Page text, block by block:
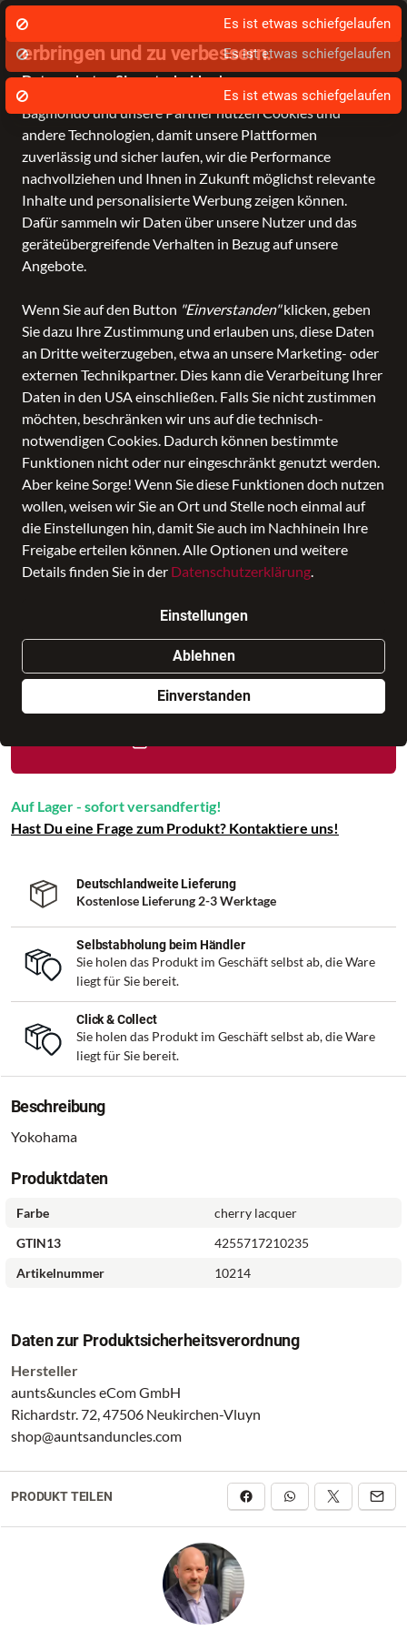
Wir nutzen Cookies um unsere Dienste zu
erbringen und zu verbessern.
Datenschutz - Sie entscheiden!
Bagmondo und unsere Partner nutzen Cookies und
andere Technologien, damit unsere Plattformen
zuverlässig und sicher laufen, wir die Performance
nachvollziehen und Ihnen in Zukunft möglichst relevante
Inhalte und personalisierte Werbung zeigen können.
Dafür sammeln wir Daten über unsere Nutzer und das
geräteübergreifende Verhalten in Bezug auf unsere
Angebote.
Wenn Sie auf den Button "Einverstanden"klicken, geben
Sie dazu Ihre Zustimmung und erlauben uns, diese Daten
an Dritte weiterzugeben, etwa an unsere Marketing- oder
externen Technikpartner. Dies kann die Verarbeitung Ihrer
Daten in den USA einschließen. Falls Sie nicht zustimmen
möchten, beschränken wir uns auf die technisch-
notwendigen Cookies. Dadurch können bestimmte
Funktionen nicht oder nur eingeschränkt genutzt werden.
Aber keine Sorge! Wenn Sie diese Funktionen doch nutzen
wollen, weisen wir Sie an Ort und Stelle noch einmal auf
die Einstellungen hin, damit Sie auch im Nachhinein Ihre
Freigabe erteilen können. Alle Optionen und weitere
Details finden Sie in der Datenschutzerklärung.
Einstellungen
Ablehnen
Einverstanden
Business
Preis
189,95 € inkl. MwSt., VersandGRATIS
Nur noch weniger als 3 Artikel im Geschäft vorhanden.
Auf Lager - sofort versandfertig!
Hast Du eine Frage zum Produkt? Kontaktiere uns!
Deutschlandweite Lieferung
Kostenlose Lieferung 2-3 Werktage
Selbstabholung beim Händler
Sie holen das Produkt im Geschäft selbst ab, die Ware
liegt für Sie bereit.
Click & Collect
Sie holen das Produkt im Geschäft selbst ab, die Ware
liegt für Sie bereit.
Beschreibung
Yokohama
Produktdaten
Farbe
cherry lacquer
GTIN13
4255717210235
Artikelnummer
10214
Daten zur Produktsicherheitsverordnung
Hersteller
aunts&uncles eCom GmbH
Richardstr. 72, 47506 Neukirchen-Vluyn
shop@auntsanduncles.com
PRODUKT TEILEN
Es ist etwas schiefgelaufen